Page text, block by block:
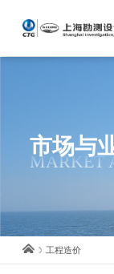
关于我们
人才培养
市场与
MARKET
工程造价